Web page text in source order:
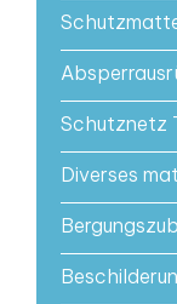
Schutznetz
Diverses